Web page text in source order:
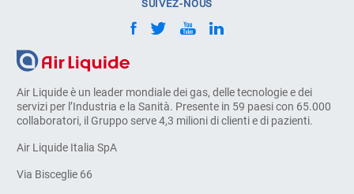
Air Liquide è un leader mondiale dei gas, delle tecnologie e dei
servizi per l’Industria e la Sanità. Presente in 59 paesi con 65.000
collaboratori, il Gruppo serve 4,3 milioni di clienti e di pazienti.
Air Liquide Italia SpA
Via Bisceglie 66
SUIVEZ-NOUS